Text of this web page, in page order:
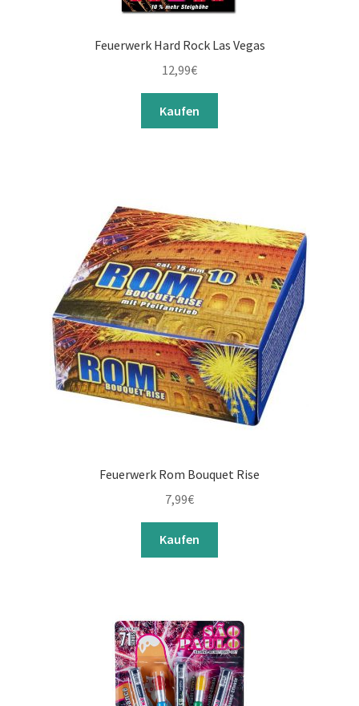
Feuerwerk Hard Rock Las Vegas
12,99€
Kaufen
Feuerwerk Rom Bouquet Rise
7,99€
Kaufen